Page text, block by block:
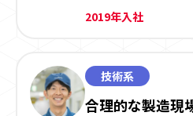
2019年入社
技術系
合理的な製造現